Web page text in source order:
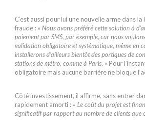
C’est aussi pour lui une nouvelle arme dans
fraude : « Nous avons préféré cette solution à
paiement par SMS, par exemple, car nous
validation obligatoire et systématique, même en
installerons d’ailleurs bientôt des portiques de
stations de métro, comme à Paris. » Pour
obligatoire mais aucune barrière ne bloque
Côté investissement, il affirme, sans entrer
rapidement amorti : « Le coût du projet est
significatif par rapport au nombre de clients que